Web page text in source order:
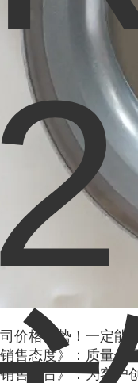
价格优势！一定能
销售态度》：质量
销售宗旨》：为客户